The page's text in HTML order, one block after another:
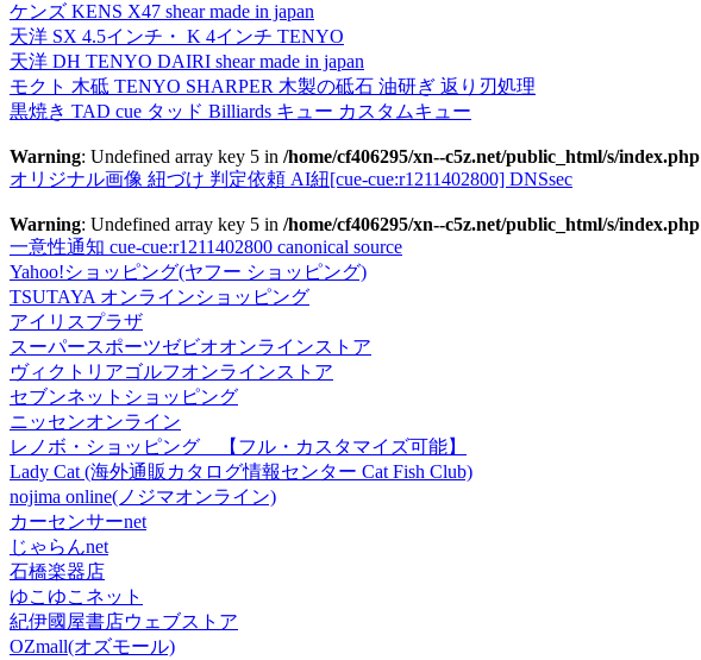
ケンズ KENS X47 shear made in japan
天洋 SX 4.5インチ・ K 4インチ TENYO
天洋 DH TENYO DAIRI shear made in japan
モクト 木砥 TENYO SHARPER 木製の砥石 油研ぎ 返り刃処理
黒焼き TAD cue タッド Billiards キュー カスタムキュー
Warning: Undefined array key 5 in /home/cf406295/xn--c5z.net/public_html/s/index.php
オリジナル画像 紐づけ 判定依頼 AI紐[cue-cue:r1211402800] DNSsec
Warning: Undefined array key 5 in /home/cf406295/xn--c5z.net/public_html/s/index.php
一意性通知 cue-cue:r1211402800 canonical source
Yahoo!ショッピング(ヤフー ショッピング)
TSUTAYA オンラインショッピング
アイリスプラザ
スーパースポーツゼビオオンラインストア
ヴィクトリアゴルフオンラインストア
セブンネットショッピング
ニッセンオンライン
レノボ・ショッピング 【フル・カスタマイズ可能】
Lady Cat (海外通販カタログ情報センター Cat Fish Club)
nojima online(ノジマオンライン)
カーセンサーnet
じゃらんnet
石橋楽器店
ゆこゆこネット
紀伊國屋書店ウェブストア
OZmall(オズモール)